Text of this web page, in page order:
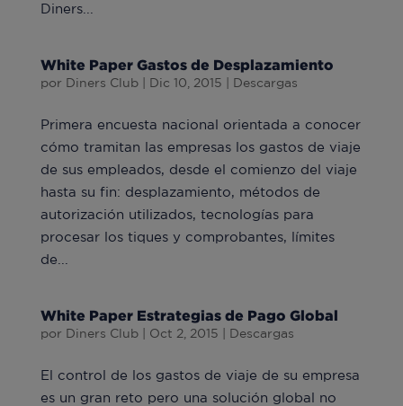
Diners...
White Paper Gastos de Desplazamiento
por Diners Club| Dic 10, 2015 Descargas
Primera encuesta nacional orientada a conocer
cómo tramitan las empresas los gastos de viaje
de sus empleados, desde el comienzo del viaje
hasta su fin: desplazamiento, métodos de
autorización utilizados, tecnologías para
procesar los tiques y comprobantes, límites
de...
White Paper Estrategias de Pago Global
por Diners Club| Oct 2, 2015 Descargas
El control de los gastos de viaje de su empresa
es un gran reto pero una solución global no